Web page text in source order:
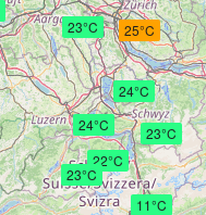
25°C
24°C
24°C
11°C
22°C
23°C
23°C
23°C